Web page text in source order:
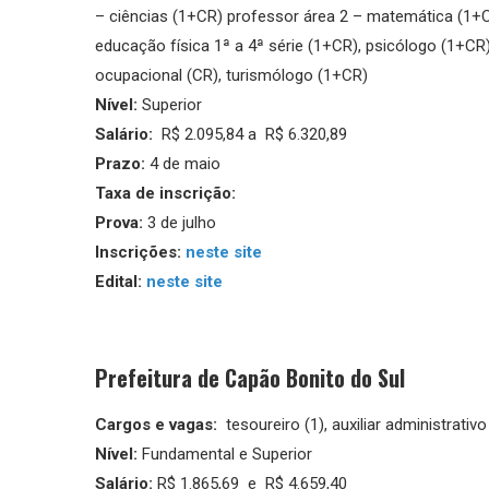
– ciências (1+CR) professor área 2 – matemática
educação física 1ª a 4ª série (1+CR), psicólogo
ocupacional (CR), turismólogo (1+CR)
Nível: Superior
Salário: R$ 2.095,84 a R$ 6.320,89
Prazo: 4 de maio
Taxa de inscrição:
Prova: 3 de julho
Inscrições: neste site
Edital: neste site
Prefeitura de Capão Bonito do Sul
Cargos e vagas: tesoureiro (1), auxiliar administrativo
Nível: Fundamental e Superior
Salário: R$ 1.865,69 e R$ 4.659,40